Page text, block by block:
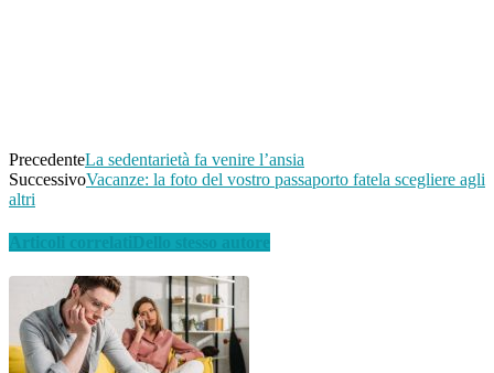
PrecedenteLa sedentarietà fa venire l’ansia
SuccessivoVacanze: la foto del vostro passaporto fatela scegliere agli
altri